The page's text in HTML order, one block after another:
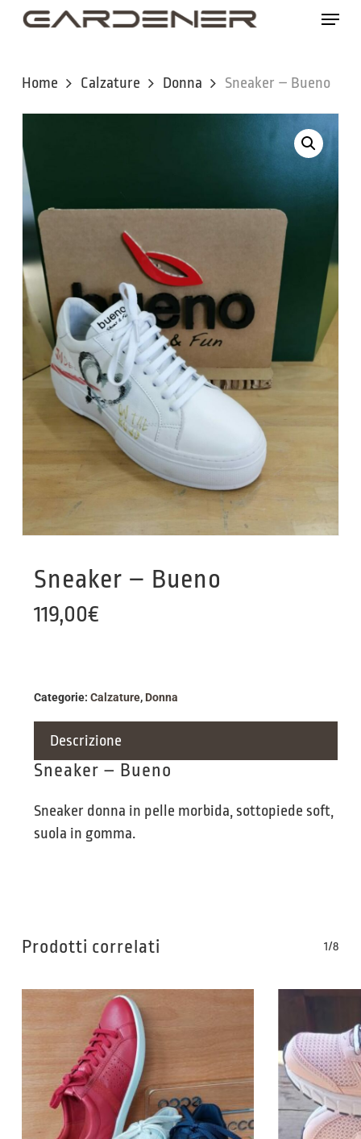
Skip
content
Menu
Home Calzature Donna Sneaker – Bueno
Sneaker – Bueno
119,00€
Categorie: Calzature, Donna
Descrizione
Sneaker – Bueno
Sneaker donna in pelle morbida, sottopiede soft,
suola in gomma.
Prodotti correlati 1/8